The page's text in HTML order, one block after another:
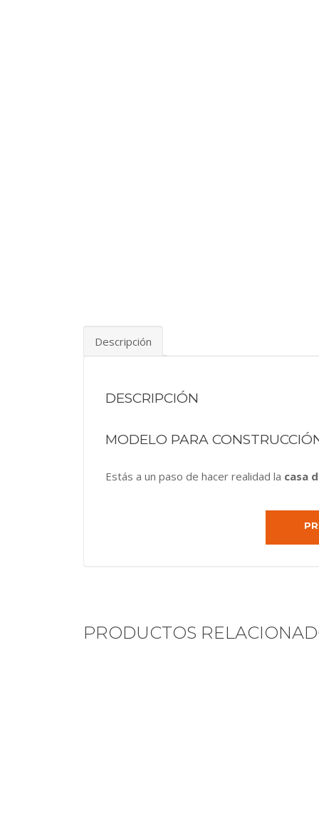
Descripción
DESCRIPCIÓN
MODELO PARA
Estás a un paso de hacer realidad la casa
PRODUCTOS